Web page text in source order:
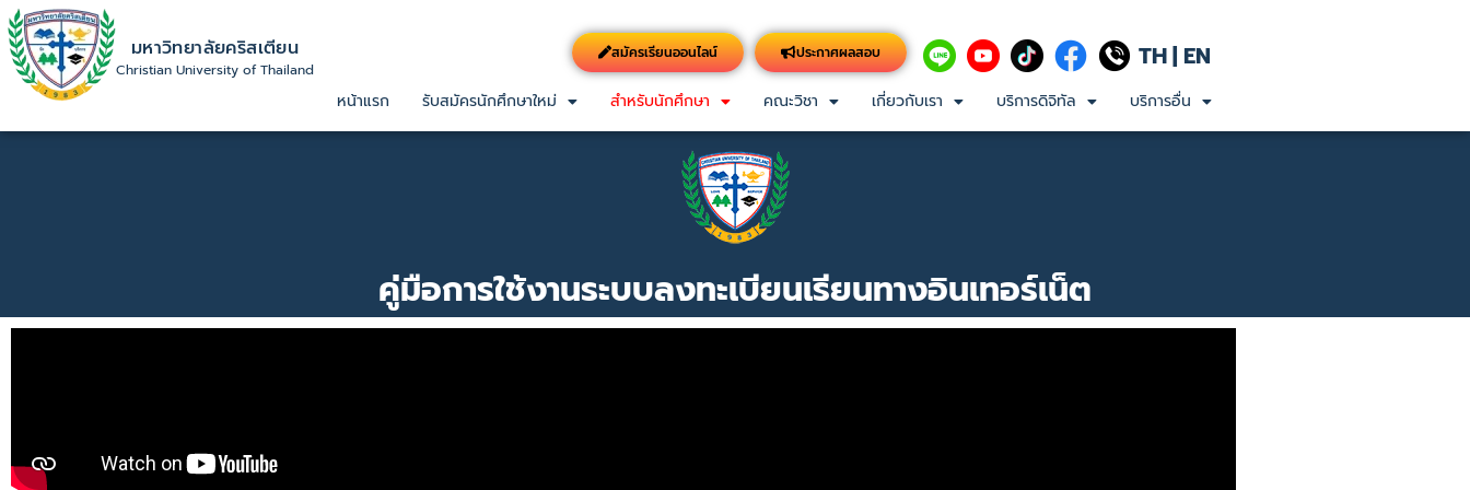
มหาวิทยาลัยคริสเตียน
Christian University of Thailand
สมัครเรียนออนไลน์ ประกาศผลสอบ TH| EN
หน้าแรก รับสมัครนักศึกษาใหม่ สำหรับนักศึกษา คณะวิชา เกี่ยวกับเรา บริการดิจิทัล บริการอื่น
คู่มือการใช้งานระบบลงทะเบียนเรียนทางอินเทอร์เน็ต